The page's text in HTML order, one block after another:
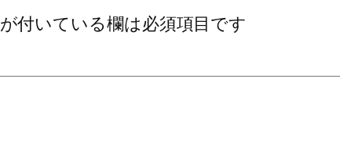
が付いている欄は必須項目です